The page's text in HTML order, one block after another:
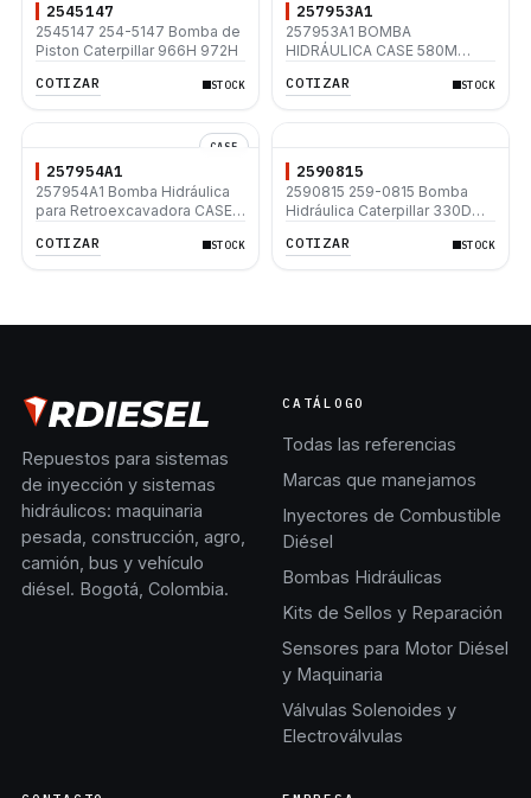
2545147
2545147 254-5147 Bomba de
Piston Caterpillar 966H 972H
COTIZAR
STOCK
257953A1
257953A1 BOMBA
HIDRÁULICA CASE 580M
570MXT 28.5 GPM 17
COTIZAR STOCK
CASE
257954A1
257954A1 Bomba Hidráulica
para Retroexcavadora CASE
590SM
COTIZAR STOCK
2590815
2590815 259-0815 Bomba
Hidráulica Caterpillar 330D
336D2 L
COTIZAR STOCK
Repuestos para sistemas
de inyección y sistemas
hidráulicos: maquinaria
pesada, construcción, agro,
camión, bus y vehículo
diésel. Bogotá, Colombia.
CATÁLOGO
Todas las referencias
Marcas que manejamos
Inyectores de Combustible
Diésel
Bombas Hidráulicas
Kits de Sellos y Reparación
Sensores para Motor Diésel
y Maquinaria
Válvulas Solenoides y
Electroválvulas